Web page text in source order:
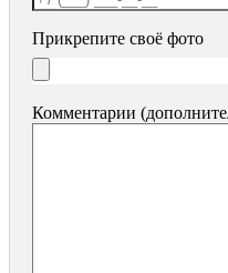
Прикрепите своё фото
Комментарии